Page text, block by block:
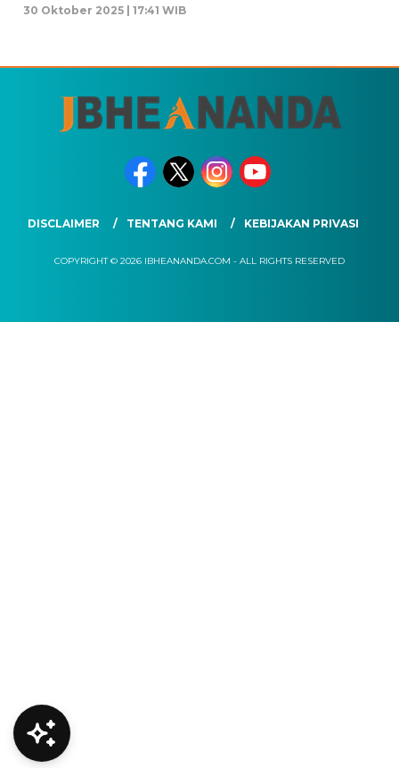
30 Oktober 2025 | 17:41 WIB
DISCLAIMER TENTANG KAMI KEBIJAKAN PRIVASI
COPYRIGHT © 2026 IBHEANANDA.COM - ALL RIGHTS RESERVED